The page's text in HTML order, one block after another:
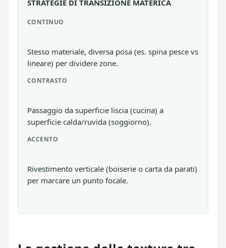
STRATEGIE DI TRANSIZIONE MATERICA
CONTINUO
Stesso materiale, diversa posa (es. spina pesce vs
lineare) per dividere zone.
CONTRASTO
Passaggio da superficie liscia (cucina) a
superficie calda/ruvida (soggiorno).
ACCENTO
Rivestimento verticale (boiserie o carta da parati)
per marcare un punto focale.